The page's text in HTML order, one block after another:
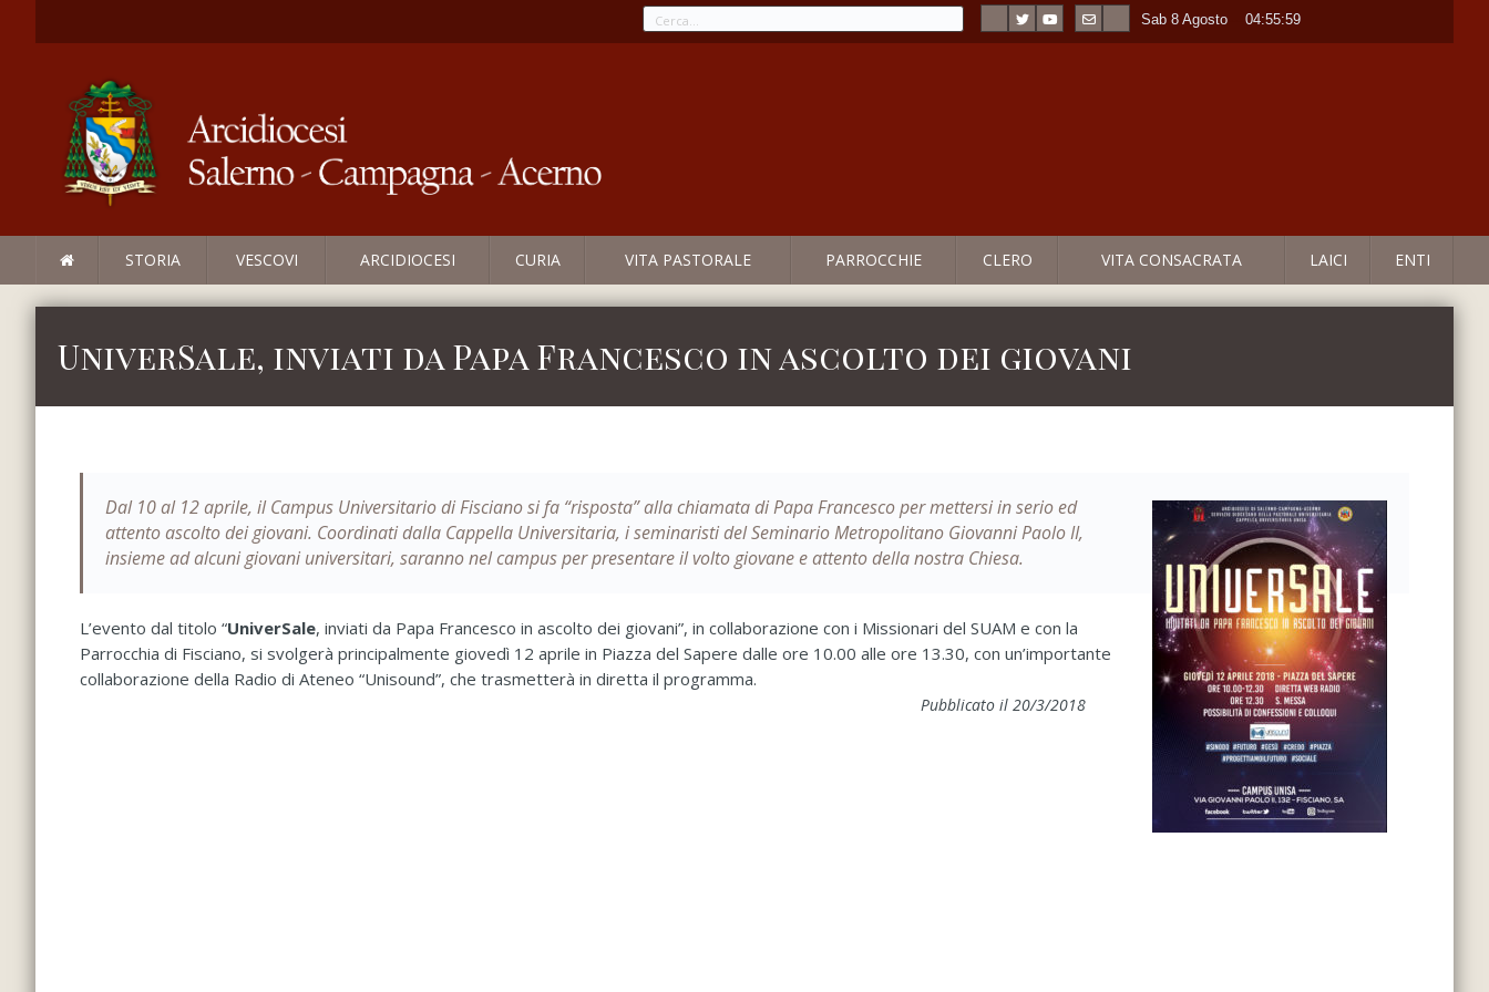
Sab 8 Agosto ----04:55:59
STORIA VESCOVI ARCIDIOCESI CURIA VITA PASTORALE PARROCCHIE CLERO VITA CONSACRATA LAICI ENTI
UniverSale, inviati da Papa Francesco in ascolto dei giovani
Dal 10 al 12 aprile, il Campus Universitario di Fisciano si fa “risposta” alla chiamata di Papa Francesco per mettersi in serio ed
attento ascolto dei giovani. Coordinati dalla Cappella Universitaria, i seminaristi del Seminario Metropolitano Giovanni Paolo II,
insieme ad alcuni giovani universitari, saranno nel campus per presentare il volto giovane e attento della nostra Chiesa.
L’evento dal titolo “UniverSale, inviati da Papa Francesco in ascolto dei giovani”, in collaborazione con i Missionari del SUAM e con la
Parrocchia di Fisciano, si svolgerà principalmente giovedì 12 aprile in Piazza del Sapere dalle ore 10.00 alle ore 13.30, con un’importante
collaborazione della Radio di Ateneo “Unisound”, che trasmetterà in diretta il programma.
Pubblicato il 20/3/2018